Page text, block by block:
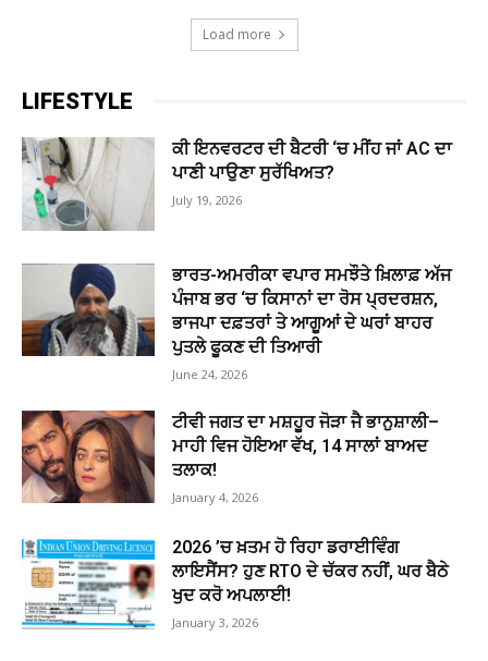
Load more
LIFESTYLE
ਕੀ ਇਨਵਰਟਰ ਦੀ ਬੈਟਰੀ ‘ਚ ਮੀਂਹ ਜਾਂ AC ਦਾ
ਪਾਣੀ ਪਾਉਣਾ ਸੁਰੱਖਿਅਤ?
July 19, 2026
ਭਾਰਤ-ਅਮਰੀਕਾ ਵਪਾਰ ਸਮਝੌਤੇ ਖ਼ਿਲਾਫ਼ ਅੱਜ
ਪੰਜਾਬ ਭਰ ‘ਚ ਕਿਸਾਨਾਂ ਦਾ ਰੋਸ ਪ੍ਰਦਰਸ਼ਨ,
ਭਾਜਪਾ ਦਫ਼ਤਰਾਂ ਤੇ ਆਗੂਆਂ ਦੇ ਘਰਾਂ ਬਾਹਰ
ਪੁਤਲੇ ਫੂਕਣ ਦੀ ਤਿਆਰੀ
June 24, 2026
ਟੀਵੀ ਜਗਤ ਦਾ ਮਸ਼ਹੂਰ ਜੋੜਾ ਜੈ ਭਾਨੁਸ਼ਾਲੀ–
ਮਾਹੀ ਵਿਜ ਹੋਇਆ ਵੱਖ, 14 ਸਾਲਾਂ ਬਾਅਦ
ਤਲਾਕ!
January 4, 2026
2026 ’ਚ ਖ਼ਤਮ ਹੋ ਰਿਹਾ ਡਰਾਈਵਿੰਗ
ਲਾਇਸੈਂਸ? ਹੁਣ RTO ਦੇ ਚੱਕਰ ਨਹੀਂ, ਘਰ ਬੈਠੇ
ਖੁਦ ਕਰੋ ਅਪਲਾਈ!
January 3, 2026